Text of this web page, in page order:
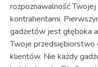
rozpoznawalność
kontrahentami.
gadżetów jest głęboka
Twoje przedsiębiorstwo
klientów. Nie każdy